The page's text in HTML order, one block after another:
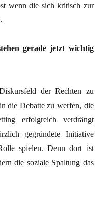
wenn die sich kritisch zur
gerade jetzt wichtig
der Rechten zu
die Debatte zu werfen, die
erfolgreich verdrängt
gegründete Initiative
spielen. Denn dort ist
die soziale Spaltung das